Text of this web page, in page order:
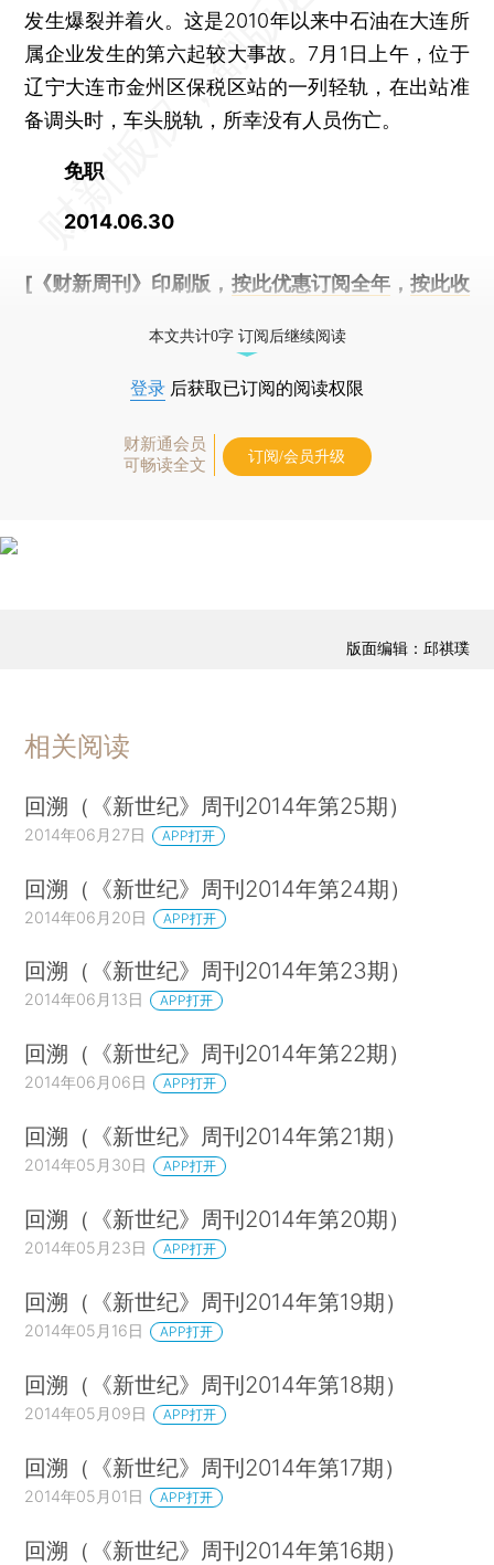
发生爆裂并着火。这是2010年以来中石油在大连所
属企业发生的第六起较大事故。7月1日上午，位于
辽宁大连市金州区保税区站的一列轻轨，在出站准
备调头时，车头脱轨，所幸没有人员伤亡。
免职
2014.06.30
[《财新周刊》印刷版， 按此优惠订阅全年， 按此收
本文共计0字 订阅后继续阅读
登录 后获取已订阅的阅读权限
财新通会员
可畅读全文
订阅/会员升级
版面编辑：邱祺璞
相关阅读
回溯（《新世纪》周刊2014年第25期）
2014年06月27日 APP打开
回溯（《新世纪》周刊2014年第24期）
2014年06月20日 APP打开
回溯（《新世纪》周刊2014年第23期）
2014年06月13日 APP打开
回溯（《新世纪》周刊2014年第22期）
2014年06月06日 APP打开
回溯（《新世纪》周刊2014年第21期）
2014年05月30日 APP打开
回溯（《新世纪》周刊2014年第20期）
2014年05月23日 APP打开
回溯（《新世纪》周刊2014年第19期）
2014年05月16日 APP打开
回溯（《新世纪》周刊2014年第18期）
2014年05月09日 APP打开
回溯（《新世纪》周刊2014年第17期）
2014年05月01日 APP打开
回溯（《新世纪》周刊2014年第16期）